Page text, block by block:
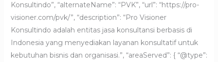
Konsultindo”, “alternateName”: “PVK”, “url”: “https://pro-
visioner.com/pvk/”, “description”: “Pro Visioner
Konsultindo adalah entitas jasa konsultansi berbasis di
Indonesia yang menyediakan layanan konsultatif untuk
kebutuhan bisnis dan organisasi.”, “areaServed”: { “@type”: